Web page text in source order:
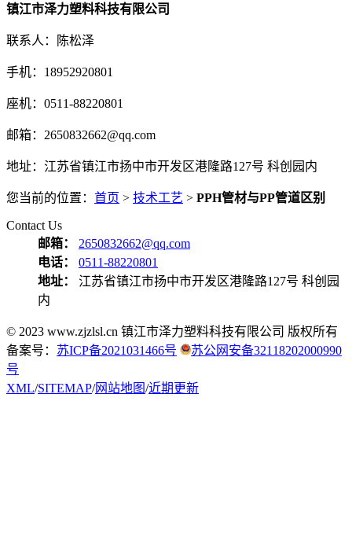
镇江市泽力塑料科技有限公司
联系人：陈松泽
手机：18952920801
座机：0511-88220801
邮箱：2650832662@qq.com
地址：江苏省镇江市扬中市开发区港隆路127号 科创园内
您当前的位置： 首页 > 技术工艺 > PPH管材与PP管道区别
Contact Us
邮箱：
2650832662@qq.com
电话：
0511-88220801
地址：
江苏省镇江市扬中市开发区港隆路127号 科创园
内
© 2023 www.zjzlsl.cn 镇江市泽力塑料科技有限公司 版权所有
备案号： 苏ICP备2021031466号
苏公网安备32118202000990
号
XML/SITEMAP/网站地图/近期更新